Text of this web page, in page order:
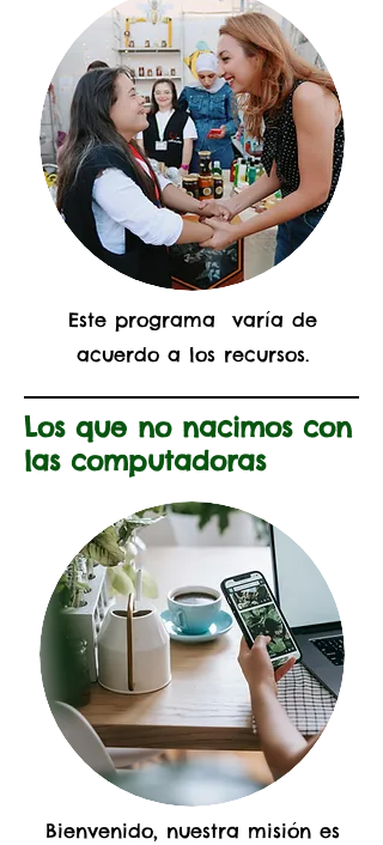
Este programa varía de
acuerdo a los recursos.
Los que no nacimos con
las computadoras
Bienvenido, nuestra misión es